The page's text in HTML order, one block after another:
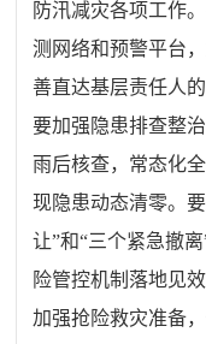
防汛减灾各项工作
测网络和预警平台
善直达基层责任人的
要加强隐患排查整
雨后核查，常态化
现隐患动态清零。
让”和“三个紧急撤
险管控机制落地见
加强抢险救灾准备